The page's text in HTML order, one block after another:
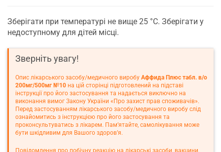
Зберігати при температурі не вище 25 °С. Зберігати у
недоступному для дітей місці.
Зверніть увагу!
Опис лікарського засобу/медичного виробу Аффида Плюс табл. в/о
200мг/500мг №10 на цій сторінці підготовлений на підставі
інструкції про його застосування та надається виключно на
виконання вимог Закону України «Про захист прав споживачів».
Перед застосуванням лікарського засобу/медичного виробу слід
ознайомитись з інструкцією про його застосування та
проконсультуватись з лікарем. Пам’ятайте, самолікування може
бути шкідливим для Вашого здоров’я.
Повідомлення про побічну реакцію на лікарські засоби, вакцини,